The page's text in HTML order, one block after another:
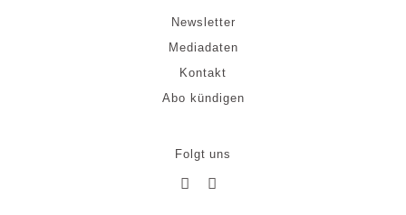
Newsletter
Mediadaten
Kontakt
Abo kündigen
Folgt uns